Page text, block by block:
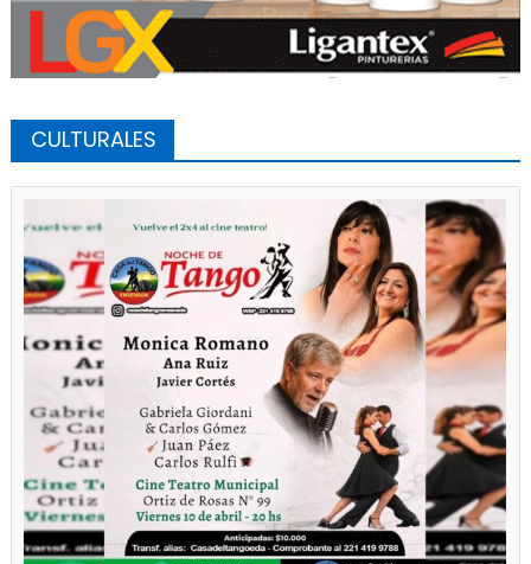
CULTURALES